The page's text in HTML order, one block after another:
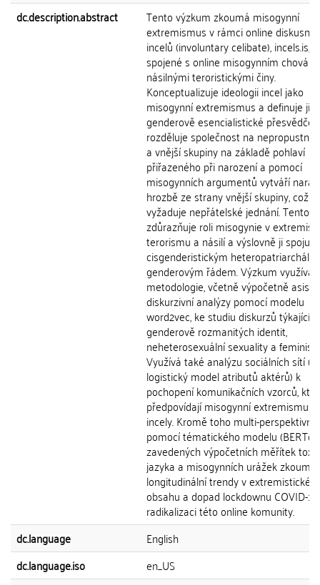
dc.description.abstract
Tento výzkum zkoumá misogynní
extremismus v rámci online
incelů (involuntary celibate), incels.is,
spojené s online misogynním
násilnými teroristickými činy.
Konceptualizuje ideologii incel jako
misogynní extremismus a definuje ji
genderově esencialistické
rozděluje společnost na nepropustné
a vnější skupiny na základě pohlaví
přiřazeného při narození a pomocí
misogynních argumentů vytváří
hrozbě ze strany vnější skupiny, což
vyžaduje nepřátelské jednání. Tento
zdůrazňuje roli misogynie v
terorismu a násilí a výslovně ji
cisgenderistickým
genderovým řádem. Výzkum využívá
metodologie, včetně výpočetně
diskurzivní analýzy pomocí modelu
word2vec, ke studiu diskurzů
genderově rozmanitých identit,
neheterosexuální sexuality a
Využívá také analýzu sociálních sítí
logistický model atributů aktérů) k
pochopení komunikačních vzorců,
předpovídají misogynní extremismus
incely. Kromě toho multi-perspektivně
pomocí tématického modelu
zavedených výpočetních měřítek
jazyka a misogynních urážek zkoumá
longitudinální trendy v extremistickém
obsahu a dopad lockdownu COVID-
radikalizaci této online komunity.
dc.language
English
dc.language.iso
en_US